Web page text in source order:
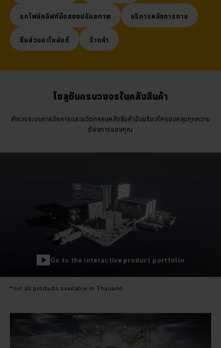
รถโฟล์คลิฟท์มือสองปรับสภาพ บริการหลังการขาย
ชิ้นส่วนอะไหล่แท้ ร้านค้า
โซลูชันครบวงจรในคลังสินค้า
สำรวจระบบการจัดการและนวัตกรรมคลังสินค้าอัจฉริยะที่ครอบคลุมทุกความ
ต้องการของคุณ
Go to the interactive product portfolio
*not all products available in Thailand